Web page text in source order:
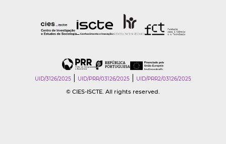
UID/3126/2025 UID/PRR/03126/2025 UID/PRR2/03126/2025
© CIES-ISCTE. All rights reserved.